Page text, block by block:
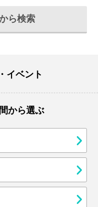
ら検索
イベント
から選ぶ